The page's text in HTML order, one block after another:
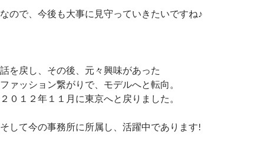
なので、今後も大事に見守っていきたいですね♪
話を戻し、その後、元々興味があった
ファッション繋がりで、モデルへと転向。
２０１２年１１月に東京へと戻りました。
そして今の事務所に所属し、活躍中であります!